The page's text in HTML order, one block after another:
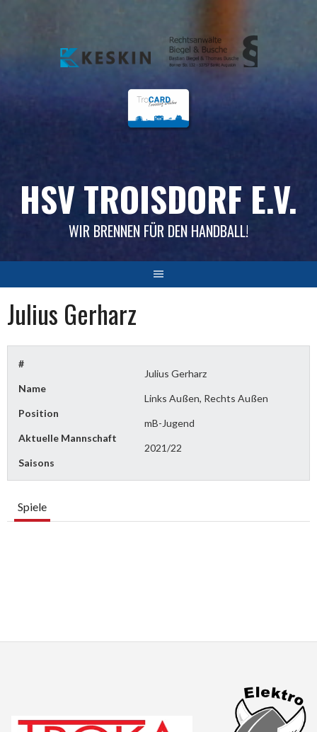
HSV TROISDORF E.V.
WIR BRENNEN FÜR DEN HANDBALL!
Julius Gerharz
#
Name
Julius Gerharz
Position
Links Außen, Rechts Außen
Aktuelle Mannschaft
mB-Jugend
Saisons
2021/22
Spiele